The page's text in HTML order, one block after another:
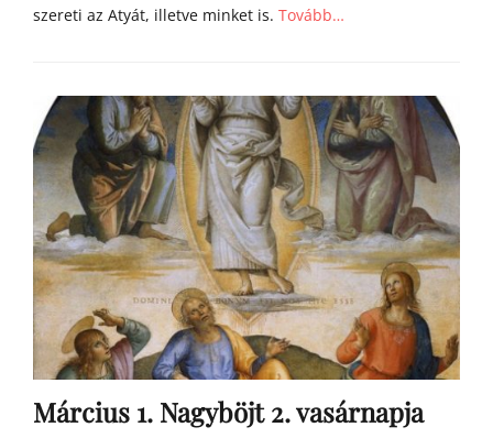
szereti az Atyát, illetve minket is. Tovább…
o
s
t
o
n
a
t
y
h
m
íMárcius 1. Nagyböjt 2. vasárnapja